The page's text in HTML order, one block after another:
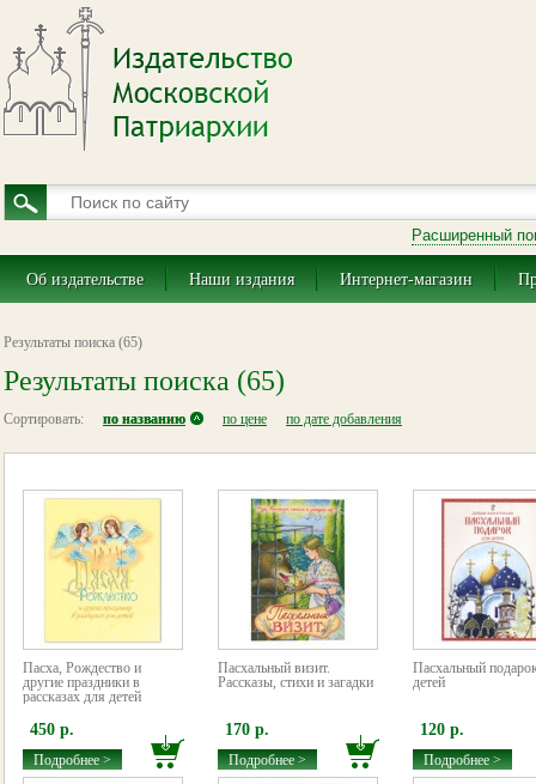
Расширенный
Об издательстве Наши издания Интернет-магазин
Результаты поиска (65)
Результаты поиска (65)
Сортировать: по названию по цене по дате добавления
Пасха, Рождество и
другие праздники в
рассказах для детей
450 р.
Подробнее >
Пасхальный визит.
Рассказы, стихи и загадки
170 р.
Подробнее >
Пасхальный
детей
120 р.
Подробнее >